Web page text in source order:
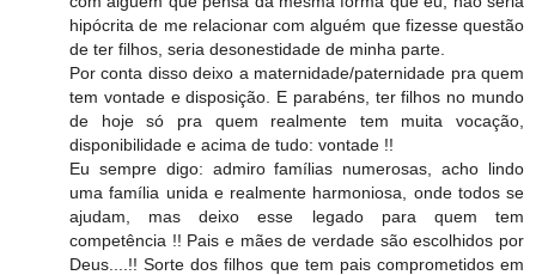
hipócrita de me relacionar com alguém que fizesse questão
de ter filhos, seria desonestidade de minha parte.
Por conta disso deixo a maternidade/paternidade pra quem
tem vontade e disposição. E parabéns, ter filhos no mundo
de hoje só pra quem realmente tem muita vocação,
disponibilidade e acima de tudo: vontade !!
Eu sempre digo: admiro famílias numerosas, acho lindo
uma família unida e realmente harmoniosa, onde todos se
ajudam, mas deixo esse legado para quem tem
competência !! Pais e mães de verdade são escolhidos por
Deus....!! Sorte dos filhos que tem pais comprometidos em